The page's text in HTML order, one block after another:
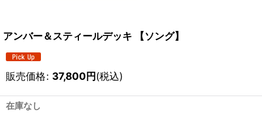
アンバー＆スティールデッキ 【ソング】
販売価格: 37,800円(税込)
在庫なし